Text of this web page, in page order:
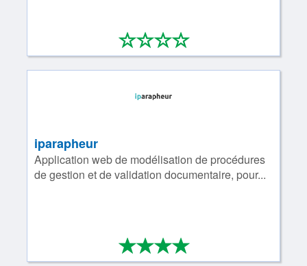
****
0/4
iparapheur
Application web de modélisation de procédures
de gestion et de validation documentaire, pour...
****
4/4